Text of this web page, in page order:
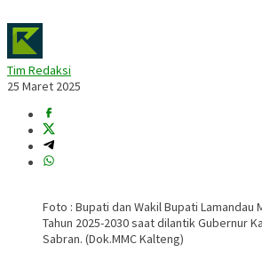
Tim Redaksi
25 Maret 2025
Foto : Bupati dan Wakil Bupati Lamandau
Tahun 2025-2030 saat dilantik Gubernur
Sabran. (Dok.MMC Kalteng)